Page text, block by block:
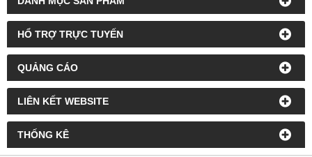
HỔ TRỢ TRỰC TUYẾN
QUẢNG CÁO
LIÊN KẾT WEBSITE
THỐNG KÊ